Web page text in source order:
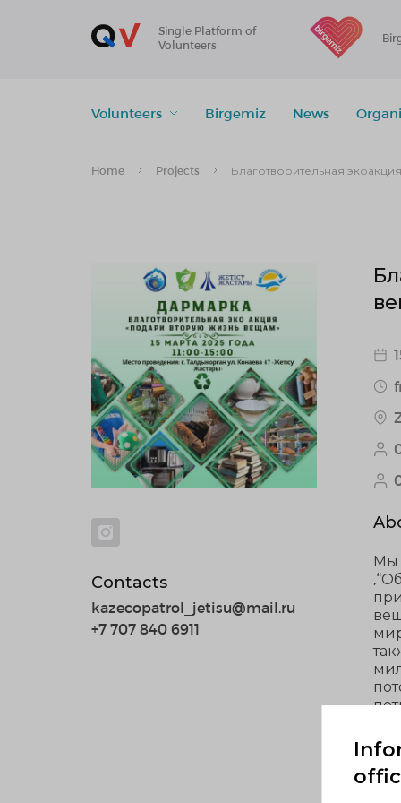
Single Platform of
Volunteers
Volunteers Birgemiz News
Home Projects Благотворительная
Contacts
kazecopatrol_jetisu@mail.ru
+7 707 840 6911
Мы